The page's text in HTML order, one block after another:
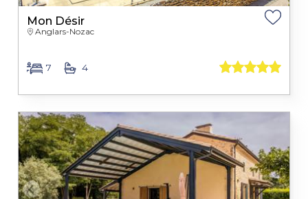
Mon Désir
Anglars-Nozac
7 4